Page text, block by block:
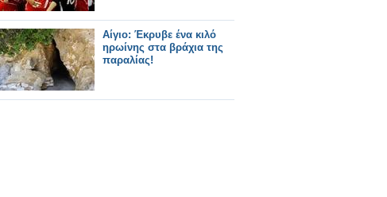
Αίγιο: Έκρυβε ένα κιλό
ηρωίνης στα βράχια της
παραλίας!